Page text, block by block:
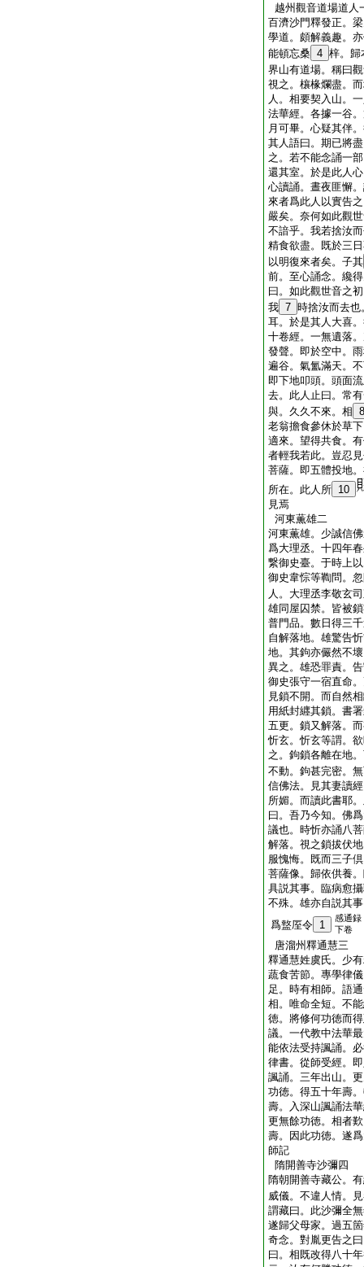
越州觀音道場道人
百濟沙門釋發正。
學道。頗解義趣。
能頓忘桑 4 梓。歸
界山有道場。稱曰
視之。欀椽爛盡。
人。相要契入山。
法華經。各據一谷
月可畢。心疑其伴
其人語曰。期已將
之。若不能念誦一
還其室。於是此人
心讀誦。晝夜匪懈
來者爲此人以實告
嚴矣。奈何如此觀
不諳乎。我若捨汝
精食欲盡。既於三
以明復來者矣。子其
前。至心誦念。纔
曰。如此觀世音之
我 7 時捨汝而去也
耳。於是其人大喜
十卷經。一無遺落
發聲。即於空中。
遍谷。氣氳滿天。
即下地叩頭。頭面
去。此人止曰。常
與。久久不來。相 8
老翁擔食參休於草
適來。望得共食。
者輕我若此。豈忍
菩薩。即五體投地
所在。此人所 10
見焉
河東薫雄二
河東薫雄。少誠信
爲大理丞。十四年
繋御史臺。于時上
御史韋悰等鞫問。
人。大理丞李敬玄
雄同屋囚禁。皆被
普門品。數日得三
自解落地。雄驚告
地。其鉤亦儼然不
異之。雄恐罪責。
御史張守一宿直命
見鎖不開。而自然
用紙封纒其鎖。書
五更。鎖又解落。
忻玄。忻玄等謂。
之。鉤鎖各離在地
不動。鉤甚完密。
信佛法。見其妻讀
所媚。而讀此書耶
曰。吾乃今知。佛
議也。時忻亦誦八
解落。視之鎖拔伏
服愧悔。既而三子
菩薩像。歸依供養
具説其事。臨病愈
不殊。雄亦自説其
爲盩厔令 1
感通録
下卷
唐溜州釋通慧三
釋通慧姓虞氏。少
蔬食苦節。專學律
足。時有相師。語
相。唯命全短。不
徳。將修何功徳而
議。一代教中法華
能依法受持諷誦。
律書。從師受經。
諷誦。三年出山。
功徳。得五十年壽
壽。入深山諷誦法
更無餘功徳。相者
壽。因此功徳。遂
師記
隋開善寺沙彌四
隋朝開善寺藏公。
威儀。不違人情。
謂藏曰。此沙彌全
遂歸父母家。過五
奇念。對胤更告之
曰。相既改得八十